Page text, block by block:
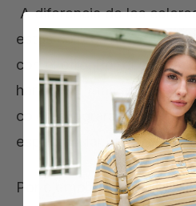
A diferencia de los
estos colores no
con el otro. Por el
harán lucir más
colores lograrás una
espectacular.
Por ejemplo, podrás